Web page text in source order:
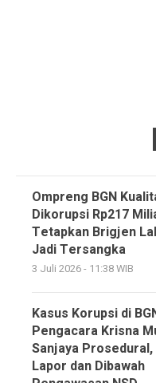
Ompreng BGN
Dikorupsi Rp217
Tetapkan Brigjen
Jadi Tersangka
3 Juli 2026 - 11:38 WIB
Kasus Korupsi di
Pengacara Krisna
Sanjaya
Lapor dan Dibawah